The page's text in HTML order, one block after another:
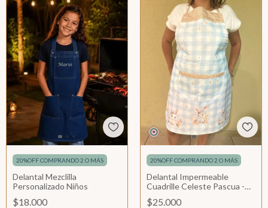
20%OFF COMPRANDO 2 O MÁS
Delantal Mezclilla
Personalizado Niños
$18.000
20%OFF COMPRANDO 2 O MÁS
Delantal Impermeable
Cuadrille Celeste Pascua -
Adulto
$25.000